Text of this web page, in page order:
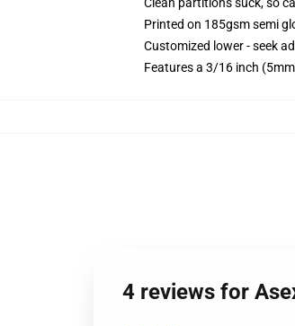
Printed on 185gsm semi
Customized lower - seek
Features a 3/16 inch
4 reviews for